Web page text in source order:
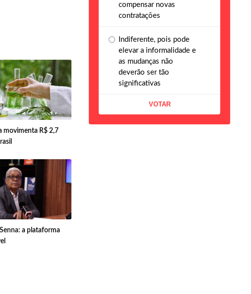
movimenta R$ 2,7
a plataforma
compensar novas
contratações
Indiferente, pois pode
elevar a informalidade e
as mudanças não
deverão ser tão
significativas